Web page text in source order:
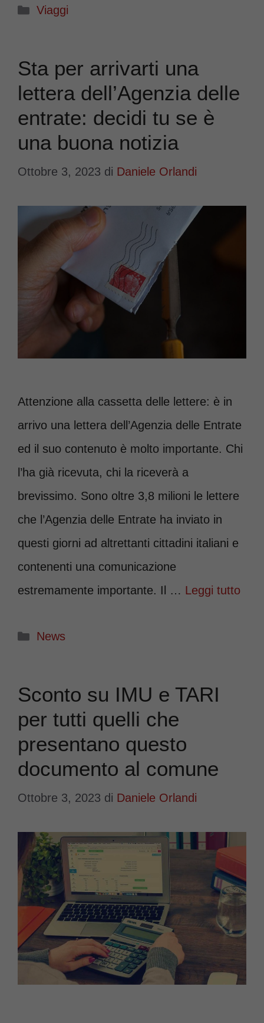
Categorie
Viaggi
Sta per arrivarti una
lettera dell’Agenzia delle
entrate: decidi tu se è
una buona notizia
Ottobre 3, 2023 di Daniele Orlandi
Attenzione alla cassetta delle lettere: è in
arrivo una lettera dell’Agenzia delle Entrate
ed il suo contenuto è molto importante. Chi
l’ha già ricevuta, chi la riceverà a
brevissimo. Sono oltre 3,8 milioni le lettere
che l’Agenzia delle Entrate ha inviato in
questi giorni ad altrettanti cittadini italiani e
contenenti una comunicazione
estremamente importante. Il … Leggi tutto
Categorie
News
Sconto su IMU e TARI
per tutti quelli che
presentano questo
documento al comune
Ottobre 3, 2023 di Daniele Orlandi